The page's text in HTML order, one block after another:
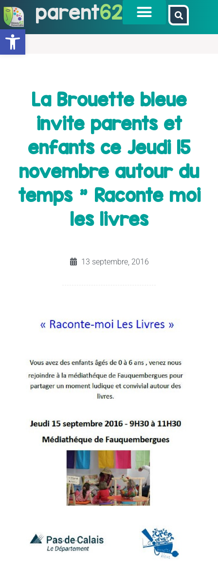
Ouvrir la barre d’outils
parent62
La Brouette bleue
invite parents et
enfants ce Jeudi 15
novembre autour du
temps " Raconte moi
les livres
13 septembre, 2016